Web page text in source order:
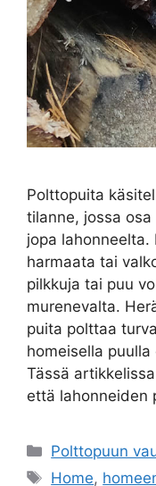
Polttopuita
tilanne, jossa
jopa
harmaata tai
pilkkuja tai puu
murenevalta.
puita polttaa
homeisella
Tässä
että lahonneiden
Kategoriat
Polttopuun
Avainsanat
Home,